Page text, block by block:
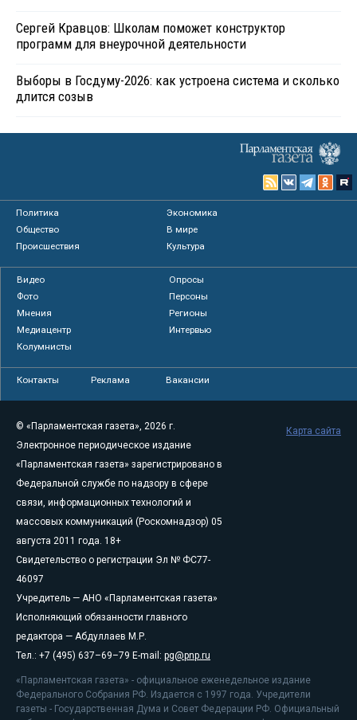
Сергей Кравцов: Школам поможет конструктор
программ для внеурочной деятельности
Выборы в Госдуму-2026: как устроена система и сколько
длится созыв
Политика
Экономика
Общество
В мире
Происшествия
Культура
Видео
Опросы
Фото
Персоны
Мнения
Регионы
Медиацентр
Интервью
Колумнисты
Контакты Реклама Вакансии
© «Парламентская газета», 2026 г.
Электронное периодическое издание
«Парламентская газета» зарегистрировано в
Федеральной службе по надзору в сфере
связи, информационных технологий и
массовых коммуникаций (Роскомнадзор) 05
августа 2011 года. 18+
Свидетельство о регистрации Эл № ФС77-
46097
Учредитель — АНО «Парламентская газета»
Исполняющий обязанности главного
редактора — Абдуллаев М.Р.
Тел.: +7 (495) 637–69–79 E-mail: pg@pnp.ru
«Парламентская газета» - официальное еженедельное издание
Федерального Собрания РФ. Издается с 1997 года. Учредители
газеты - Государственная Дума и Совет Федерации РФ. Официальный
Карта сайта